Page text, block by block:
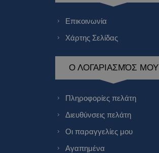
Επικοινωνία
Χάρτης Σελίδας
Ο ΛΟΓΑΡΙΑΣΜΌΣ ΜΟΥ
Πληροφορίες πελάτη
Διευθύνσεις πελάτη
Οι παραγγελίες μου
Αγαπημένα